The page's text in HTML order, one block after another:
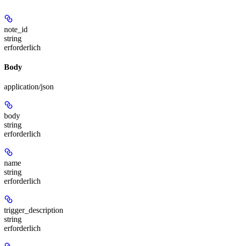
note_id
string
erforderlich
Body
application/json
body
string
erforderlich
name
string
erforderlich
trigger_description
string
erforderlich